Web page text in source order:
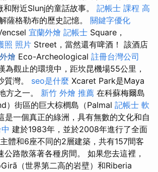
附近Slunj的童話故事。 記帳士 課程 高
薩格勒布的歷史記憶。 關鍵字優化
宜蘭外燴 記帳士 Square，
照 照片 Street，當然還有啤酒！ 該酒店
燴 Eco-Archeological 註冊台灣公司
為觀止的環境中，距坎昆機場55公里，
質灣。 seo是什麼 Xcaret Park是Maya
方之一。 新竹 外燴 推薦 在科蘇梅爾島
）街區的巨大棕櫚島（Palmal 記帳士 軟
是一個真正的綠洲，具有無數的文化和自
建於1983年，並於2008年進行了全面
體和6座不同的2層建築，共有157間客
公路散落著各種房間。 如果您去這裡，
（世界第二高的岩壁）和Riberia